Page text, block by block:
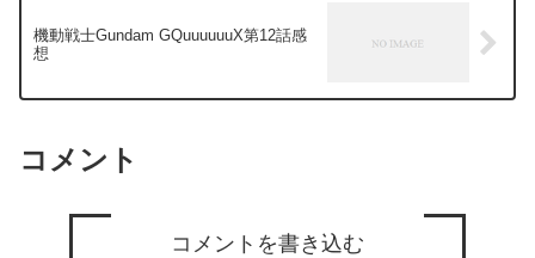
機動戦士Gundam GQuuuuuuX第12話感
想
コメント
コメントを書き込む